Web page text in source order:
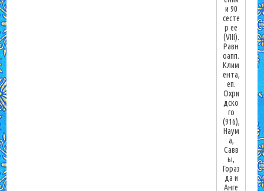
и 90
сесте
р ее
(VIII).
Равн
оапп.
Клим
ента,
еп.
Охри
дско
го
(916),
Наум
а,
Савв
ы,
Гораз
да и
Анге